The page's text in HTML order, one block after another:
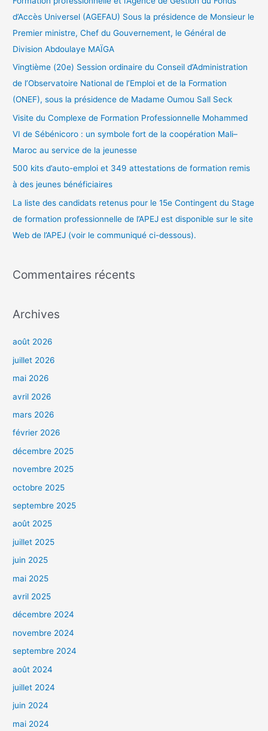
d’Accès Universel (AGEFAU) Sous la présidence de Monsieur le
Premier ministre, Chef du Gouvernement, le Général de
Division Abdoulaye MAÏGA
Vingtième (20e) Session ordinaire du Conseil d’Administration
de l’Observatoire National de l’Emploi et de la Formation
(ONEF), sous la présidence de Madame Oumou Sall Seck
Visite du Complexe de Formation Professionnelle Mohammed
VI de Sébénicoro : un symbole fort de la coopération Mali–
Maroc au service de la jeunesse
500 kits d’auto-emploi et 349 attestations de formation remis
à des jeunes bénéficiaires
La liste des candidats retenus pour le 15e Contingent du Stage
de formation professionnelle de l’APEJ est disponible sur le site
Web de l’APEJ (voir le communiqué ci-dessous).
Commentaires récents
Archives
août 2026
juillet 2026
mai 2026
avril 2026
mars 2026
février 2026
décembre 2025
novembre 2025
octobre 2025
septembre 2025
août 2025
juillet 2025
juin 2025
mai 2025
avril 2025
décembre 2024
novembre 2024
septembre 2024
août 2024
juillet 2024
juin 2024
mai 2024